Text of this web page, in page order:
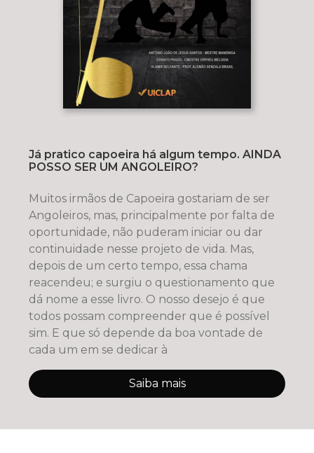
Já pratico capoeira há algum tempo. AINDA
POSSO SER UM ANGOLEIRO?
Muitos irmãos de Capoeira gostariam de ser
Angoleiros, mas, principalmente por falta de
oportunidade, não puderam iniciar ou dar
continuidade nesse projeto de vida. Mas,
depois de um certo tempo, essa chama
reacendeu; e surgiu o questionamento que
dá nome a esse livro. O nosso desejo é que
todos possam compreender que é possível
sim. E que só depende da boa vontade de
cada um em se dedicar à
Saiba mais